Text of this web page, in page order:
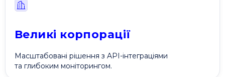
Великі корпорації
Масштабовані рішення з API-інтеграціями
та глибоким моніторингом.